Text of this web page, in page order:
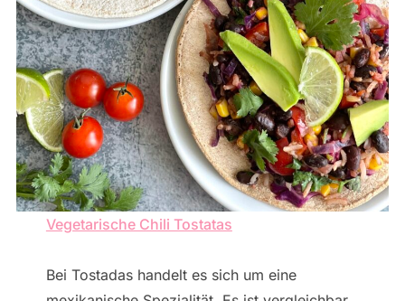
Vegetarische Chili Tostatas
Bei Tostadas handelt es sich um eine